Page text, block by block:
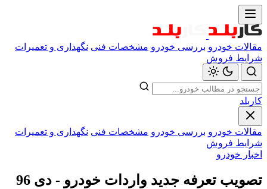
مقالات خودرو بررسی خودرو مشخصات فنی نگهداری و تعمیرات
شرایط فروش
کاربلد
مقالات خودرو بررسی خودرو مشخصات فنی نگهداری و تعمیرات
شرایط فروش
اخبار خودرو
تصویب تعرفه جدید واردات خودرو - دی 96